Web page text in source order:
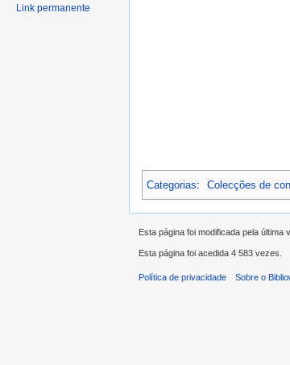
Categorias: Colecções de
Link permanente
Esta página foi modificada pela última
Esta página foi acedida 4 583 vezes.
Política de privacidade Sobre o